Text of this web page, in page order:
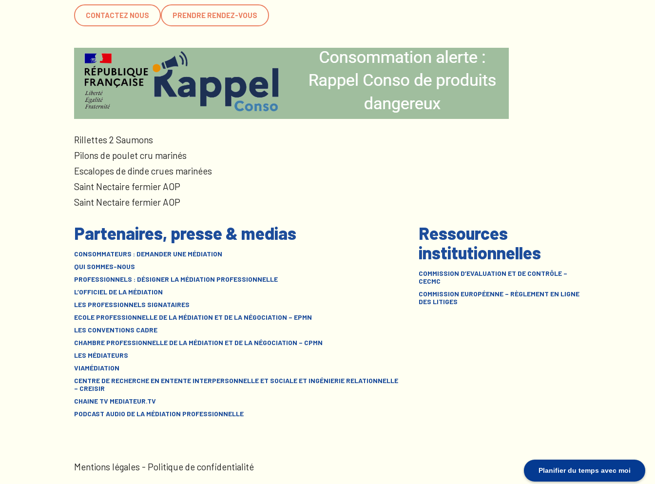
Planifier du temps avec moi
CONTACTEZ NOUS PRENDRE RENDEZ-VOUS
Rillettes 2 Saumons
Pilons de poulet cru marinés
Escalopes de dinde crues marinées
Saint Nectaire fermier AOP
Saint Nectaire fermier AOP
Partenaires, presse & medias
CONSOMMATEURS : DEMANDER UNE MÉDIATION
QUI SOMMES-NOUS
PROFESSIONNELS : DÉSIGNER LA MÉDIATION PROFESSIONNELLE
L’OFFICIEL DE LA MÉDIATION
LES PROFESSIONNELS SIGNATAIRES
ECOLE PROFESSIONNELLE DE LA MÉDIATION ET DE LA NÉGOCIATION – EPMN
LES CONVENTIONS CADRE
CHAMBRE PROFESSIONNELLE DE LA MÉDIATION ET DE LA NÉGOCIATION – CPMN
LES MÉDIATEURS
VIAMÉDIATION
CENTRE DE RECHERCHE EN ENTENTE INTERPERSONNELLE ET SOCIALE ET INGÉNIERIE RELATIONNELLE
– CREISIR
CHAINE TV MEDIATEUR.TV
PODCAST AUDIO DE LA MÉDIATION PROFESSIONNELLE
Ressources
institutionnelles
COMMISSION D’EVALUATION ET DE CONTRÔLE –
CECMC
COMMISSION EUROPÉENNE – RÈGLEMENT EN LIGNE
DES LITIGES
Mentions légales - Politique de confidentialité